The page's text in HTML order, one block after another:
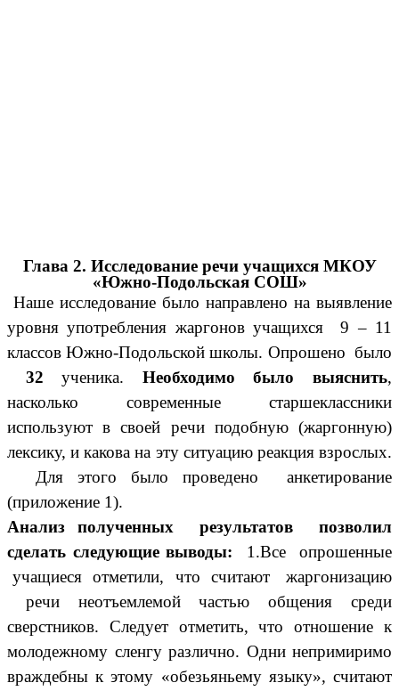
Глава 2. Исследование речи учащихся МКОУ
«Южно-Подольская СОШ»
Наше исследование было направлено на выявление
уровня употребления жаргонов учащихся 9 – 11
классов Южно-Подольской школы. Опрошено было
32 ученика. Необходимо было выяснить,
насколько современные старшеклассники
используют в своей речи подобную (жаргонную)
лексику, и какова на эту ситуацию реакция взрослых.
Для этого было проведено анкетирование
(приложение 1).
Анализ полученных результатов позволил
сделать следующие выводы: 1.Все опрошенные
учащиеся отметили, что считают жаргонизацию
речи неотъемлемой частью общения среди
сверстников. Следует отметить, что отношение к
молодежному сленгу различно. Одни непримиримо
враждебны к этому «обезьяньему языку», считают